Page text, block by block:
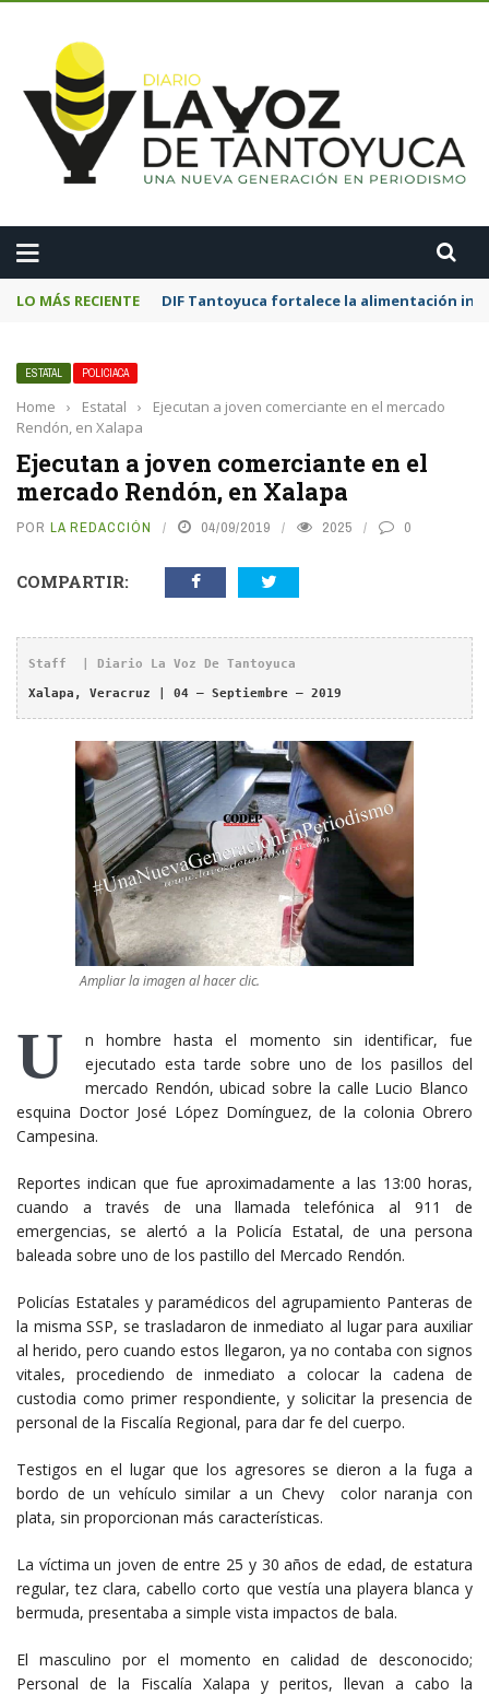
LO MÁS RECIENTE DIF Tantoyuca fortalece la alimentación
ESTATAL POLICIACA
Home › Estatal ›
Ejecutan a joven comerciante en el mercado
Rendón, en Xalapa
Ejecutan a joven comerciante en el
mercado Rendón, en Xalapa
POR LA REDACCIÓN 04/09/2019 2025 0
COMPARTIR:
Staff  | Diario La Voz De Tantoyuca
Xalapa, Veracruz | 04 – Septiembre – 2019
Ampliar la imagen al hacer clic.
U
n hombre hasta el momento sin identificar, fue
ejecutado esta tarde sobre uno de los pasillos del
mercado Rendón, ubicad sobre la calle Lucio Blanco
esquina Doctor José López Domínguez, de la colonia Obrero
Campesina.
Reportes indican que fue aproximadamente a las 13:00 horas,
cuando a través de una llamada telefónica al 911 de
emergencias, se alertó a la Policía Estatal, de una persona
baleada sobre uno de los pastillo del Mercado Rendón.
Policías Estatales y paramédicos del agrupamiento Panteras de
la misma SSP, se trasladaron de inmediato al lugar para auxiliar
al herido, pero cuando estos llegaron, ya no contaba con signos
vitales, procediendo de inmediato a colocar la cadena de
custodia como primer respondiente, y solicitar la presencia de
personal de la Fiscalía Regional, para dar fe del cuerpo.
Testigos en el lugar que los agresores se dieron a la fuga a
bordo de un vehículo similar a un Chevy color naranja con
plata, sin proporcionan más características.
La víctima un joven de entre 25 y 30 años de edad, de estatura
regular, tez clara, cabello corto que vestía una playera blanca y
bermuda, presentaba a simple vista impactos de bala.
El masculino por el momento en calidad de desconocido;
Personal de la Fiscalía Xalapa y peritos, llevan a cabo la